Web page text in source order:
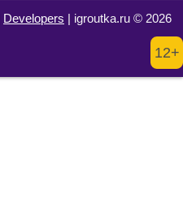
Developers | igroutka.ru © 2026
12+